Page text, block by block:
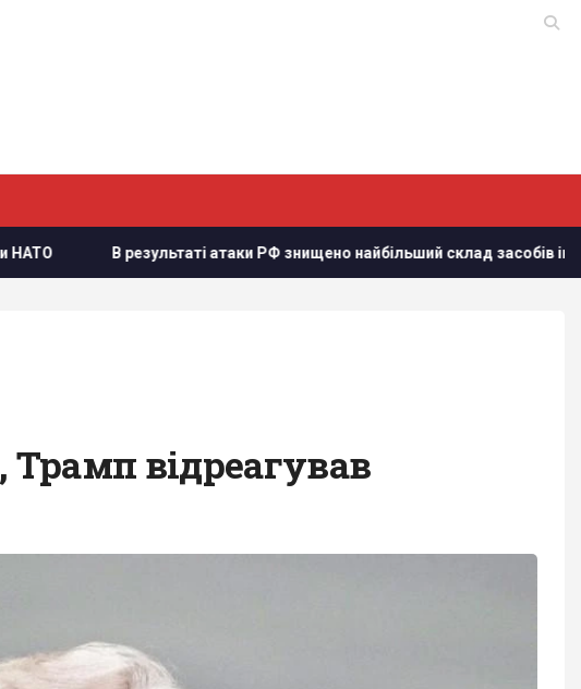
атаки РФ знищено найбільший склад засобів індивідуального
відреагував